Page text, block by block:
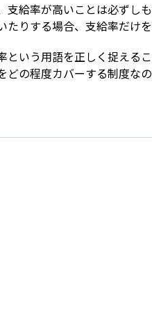
支給率が高いことは必ずし
たりする場合、支給率だけ
という用語を正しく捉える
どの程度カバーする制度な